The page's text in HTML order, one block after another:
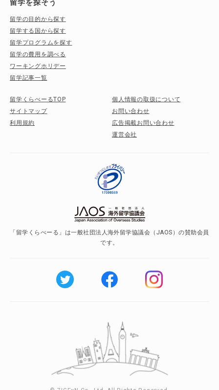
留学を探そう
留学の目的から探す
留学する国から探す
留学プログラムを探す
留学の費用を調べる
ワーキングホリデー
留学記事一覧
留学くらべーるTOP
サイトマップ
利用規約
個人情報の取扱について
お問い合わせ
広告掲載お問い合わせ
運営会社
「留学くらべーる」は一般社団法人海外留学協議会（JAOS）の賛助会員
です。